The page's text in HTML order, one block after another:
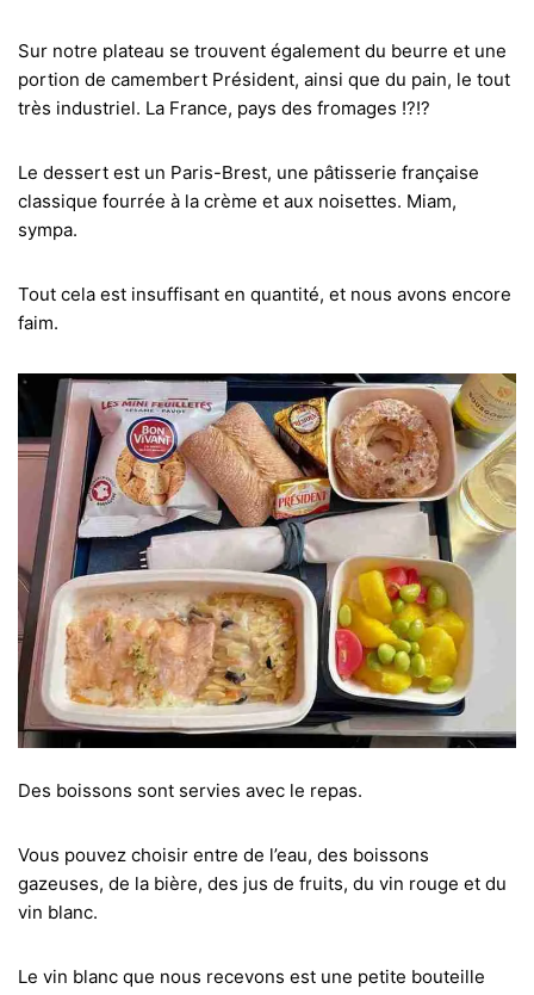
Sur notre plateau se trouvent également du beurre et une
portion de camembert Président, ainsi que du pain, le tout
très industriel. La France, pays des fromages !?!?
Le dessert est un Paris-Brest, une pâtisserie française
classique fourrée à la crème et aux noisettes. Miam,
sympa.
Tout cela est insuffisant en quantité, et nous avons encore
faim.
Des boissons sont servies avec le repas.
Vous pouvez choisir entre de l’eau, des boissons
gazeuses, de la bière, des jus de fruits, du vin rouge et du
vin blanc.
Le vin blanc que nous recevons est une petite bouteille